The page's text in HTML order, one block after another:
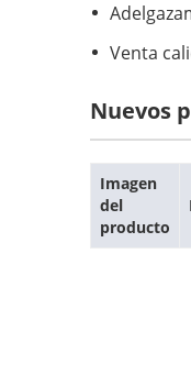
Venta
Nuevos
Imagen
del
producto